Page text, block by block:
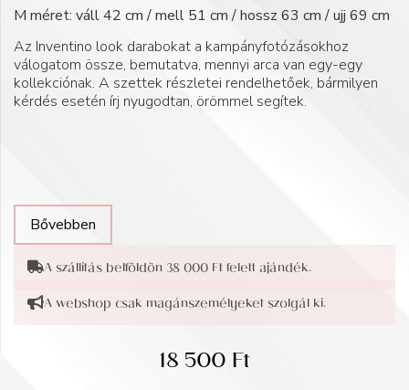
M méret: váll 42 cm / mell 51 cm / hossz 63 cm / ujj 69 cm
Az Inventino look darabokat a kampányfotózásokhoz
válogatom össze, bemutatva, mennyi arca van egy-egy
kollekciónak. A szettek részletei rendelhetőek, bármilyen
kérdés esetén írj nyugodtan, örömmel segítek.
Bővebben
A szállítás belföldön 38 000 Ft felett ajándék.
A webshop csak magánszemélyeket szolgál ki.
18 500Ft